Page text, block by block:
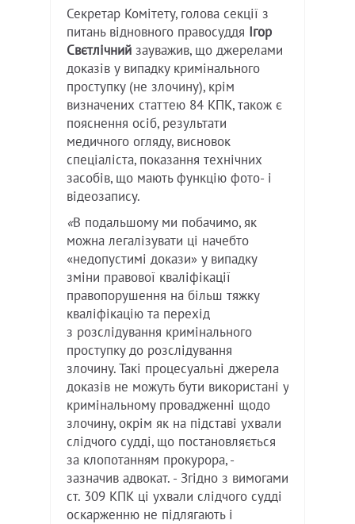
Секретар Комітету, голова секції з
питань відновного правосуддя Ігор
Свєтлічний зауважив, що джерелами
доказів у випадку кримінального
проступку (не злочину), крім
визначених статтею 84 КПК, також є
пояснення осіб, результати
медичного огляду, висновок
спеціаліста, показання технічних
засобів, що мають функцію фото- і
відеозапису.
«В подальшому ми побачимо, як
можна легалізувати ці начебто
«недопустимі докази» у випадку
зміни правової кваліфікації
правопорушення на більш тяжку
кваліфікацію та перехід
з розслідування кримінального
проступку до розслідування
злочину. Такі процесуальні джерела
доказів не можуть бути використані у
кримінальному провадженні щодо
злочину, окрім як на підставі ухвали
слідчого судді, що постановляється
за клопотанням прокурора, -
зазначив адвокат. - Згідно з вимогами
ст. 309 КПК ці ухвали слідчого судді
оскарженню не підлягають і